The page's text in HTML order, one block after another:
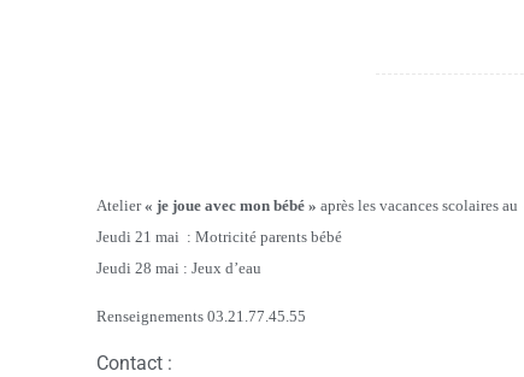
Atelier« je joue avec mon bébé » après les vacances scolaires au
Jeudi 21 mai : Motricité parents bébé
Jeudi 28 mai : Jeux d’eau
Renseignements 03.21.77.45.55
Contact :